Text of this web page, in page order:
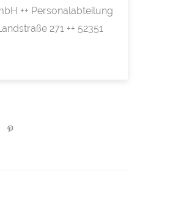
++ Personalabteilung
271 ++ 52351